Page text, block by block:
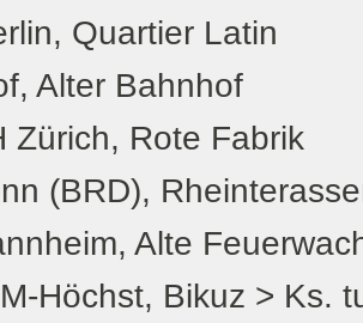
Quartier Latin
Alter Bahnhof
Zürich, Rote Fabrik
(BRD),
Alte
Höchst, Bikuz > Ks.